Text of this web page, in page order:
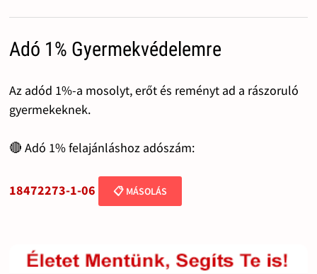
Adó 1% Gyermekvédelemre
Az adód 1%-a mosolyt, erőt és reményt ad a rászoruló
gyermekeknek.
🔴 Adó 1% felajánláshoz adószám:
18472273-1-06 📋 MÁSOLÁS